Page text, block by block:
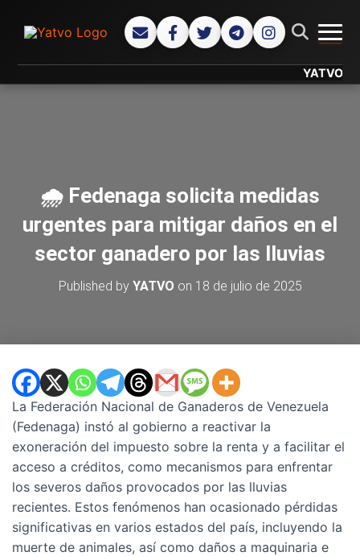
YATVO...
🌧️ Fedenaga solicita medidas
urgentes para mitigar daños en el
sector ganadero por las lluvias
Published by YATVO on 18 de julio de 2025
La Federación Nacional de Ganaderos de Venezuela
(Fedenaga) instó al gobierno a reactivar la
exoneración del impuesto sobre la renta y a facilitar el
acceso a créditos, como mecanismos para enfrentar
los severos daños provocados por las lluvias
recientes. Estos fenómenos han ocasionado pérdidas
significativas en varios estados del país, incluyendo la
muerte de animales, así como daños a maquinaria e